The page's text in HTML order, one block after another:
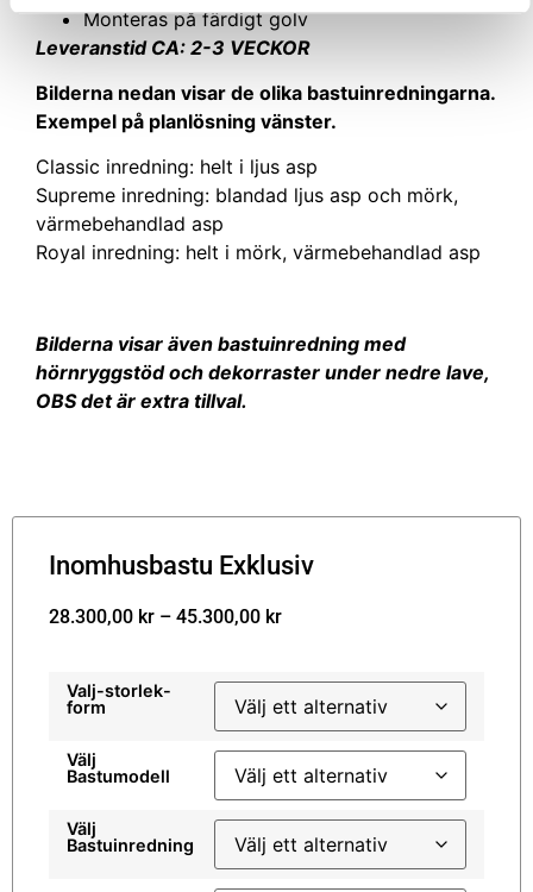
Monteras på färdigt golv
Leveranstid CA: 2-3 VECKOR
Bilderna nedan visar de olika bastuinredningarna.
Exempel på planlösning vänster.
Classic inredning: helt i ljus asp
Supreme inredning: blandad ljus asp och mörk,
värmebehandlad asp
Royal inredning: helt i mörk, värmebehandlad asp
Bilderna visar även bastuinredning med
hörnryggstöd och dekorraster under nedre lave,
OBS det är extra tillval.
Inomhusbastu Exklusiv
28.300,00 kr – 45.300,00 kr
Valj-storlek-
form
Välj
Bastumodell
Välj
Bastuinredning